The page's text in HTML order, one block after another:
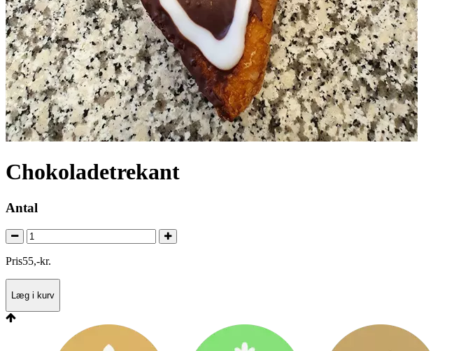
Chokoladetrekant
Antal
Pris55,-kr.
Læg i kurv